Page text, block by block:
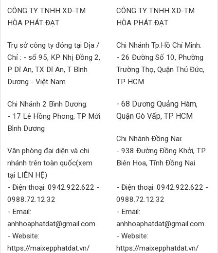
CÔNG TY TNHH XD-TM
HÒA PHÁT ĐẠT
Trụ sở công ty đóng tại Địa /
Chỉ : - số 95, KP Nhị Đồng 2,
P Dĩ An, TX Dĩ An, T Bình
Dương - Việt Nam
Chi Nhánh 2 Bình Dương:
- 17 Lê Hồng Phong, TP Mới
Bình Dương
Văn phòng đại diện và chi
nhánh trên toàn quốc(xem
tại LIÊN HỆ)
- Điện thoại: 0942.922.622 -
0988.72.12.32
- Email:
anhhoaphatdat@gmail.com
- Website:
https://maixepphatdat.vn/
CÔNG TY TNHH XD-TM
HÒA PHÁT ĐẠT
Chi Nhánh Tp.Hồ Chí Minh:
- 26 Đường Số 10, Phường
Trường Thọ, Quận Thủ Đức,
TP HCM
- 68 Dương Quảng Hàm,
Quận Gò Vấp, TP HCM
Chi Nhánh Đồng Nai:
- 938 Đường Đồng Khởi, TP
Biên Hoa, Tĩnh Đồng Nai
- Điện thoại: 0942.922.622 -
0988.72.12.32
- Email:
anhhoaphatdat@gmail.com
- Website:
https://maixepphatdat.vn/